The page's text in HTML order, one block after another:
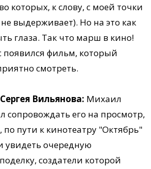
которых, к слову, с моей точки
выдерживает). Но на это как
глаза. Так что марш в кино!
появился фильм, который
смотреть.
Вильянова: Михаил
сопровождать его на просмотр,
по пути к кинотеатру "Октябрь"
очередную
создатели которой